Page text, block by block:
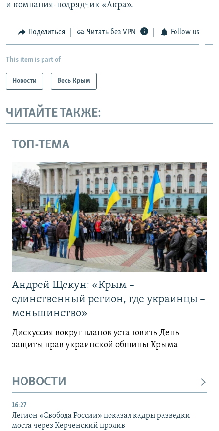
и компания-подрядчик «Акра».
Поделиться Читать без VPN Follow us
This item is part of
Новости Весь Крым
ЧИТАЙТЕ ТАКЖЕ:
ТОП-ТЕМА
Андрей Щекун: «Крым –
единственный регион, где украинцы –
меньшинство»
Дискуссия вокруг планов установить День
защиты прав украинской общины Крыма
НОВОСТИ
16:27
Легион «Свобода России» показал кадры разведки
моста через Керченский пролив